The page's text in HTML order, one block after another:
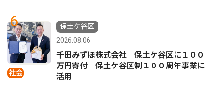
6
社会
保土ケ谷区
2026.08.06
千田みずほ株式会社 保土ケ谷区に１００
万円寄付 保土ケ谷区制１００周年事業に
活用